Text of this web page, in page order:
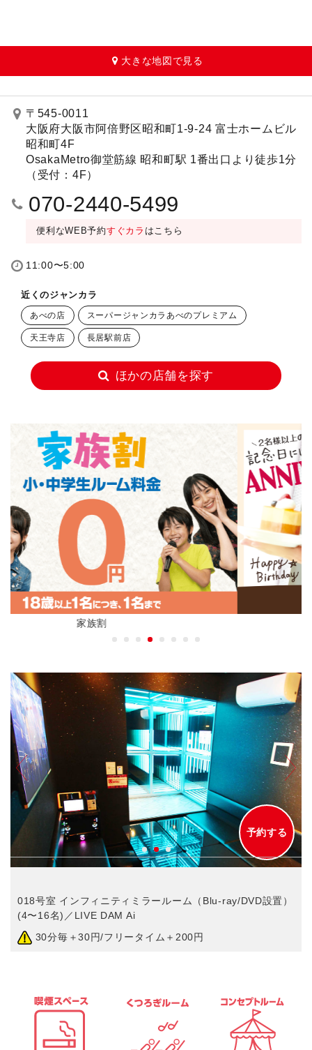
大きな地図で見る
〒545-0011
大阪府大阪市阿倍野区昭和町1-9-24 富士ホームビル
昭和町4F
OsakaMetro御堂筋線 昭和町駅 1番出口より徒歩1分
（受付：4F）
070-2440-5499
便利なWEB予約すぐカラ はこちら
11:00〜5:00
近くのジャンカラ
あべの店 スーパージャンカラあべのプレミアム
天王寺店 長居駅前店
ほかの店舗を探す
予約する
018号室 インフィニティミラールーム（Blu-ray/DVD設置）
(4〜16名)／LIVE DAM Ai
30分毎＋30円/フリータイム＋200円